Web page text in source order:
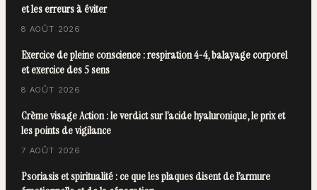
et les erreurs à éviter
8 AOÛT 2026
Exercice de pleine conscience : respiration 4-4, balayage corporel
et exercice des 5 sens
8 AOÛT 2026
Crème visage Action : le verdict sur l’acide hyaluronique, le prix et
les points de vigilance
7 AOÛT 2026
Psoriasis et spiritualité : ce que les plaques disent de l’armure